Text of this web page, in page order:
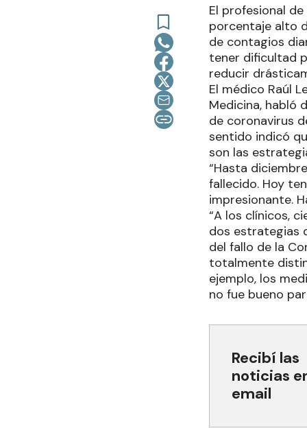
El profesional
porcentaje alto
de contagios
tener dificultad
reducir
El médico Raúl
Medicina, habló
de coronavirus
sentido indicó
son las
“Hasta
fallecido. Hoy
impresionante.
“A los clínicos,
dos estrategias
del fallo de la
totalmente
ejemplo, los
no fue bueno
Recibí las
noticias
email